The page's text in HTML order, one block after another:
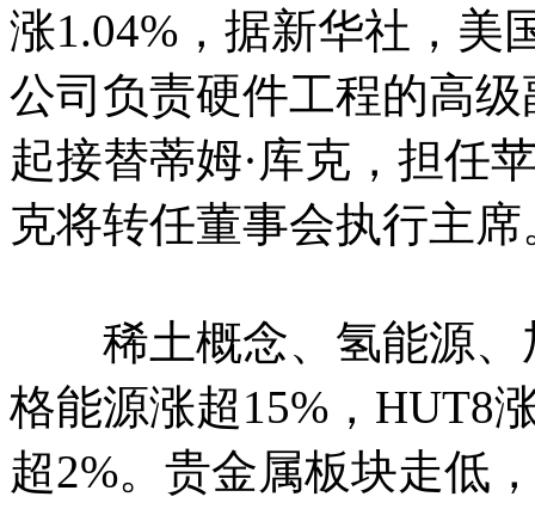
涨1.04%，据新华社，美
公司负责硬件工程的高
起接替蒂姆·库克，担任
克将转任董事会执行主席
稀土概念、氢能源、
格能源涨超15%，HUT8
超2%。贵金属板块走低